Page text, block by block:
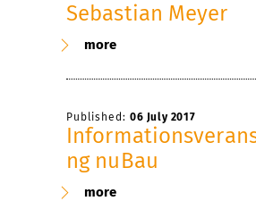
Sebastian Meyer
more
Published: 06 July 2017
ng nuBau
more